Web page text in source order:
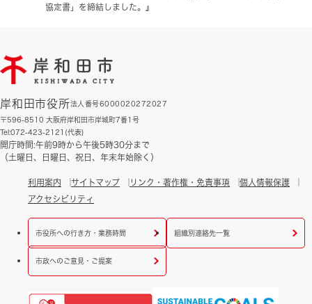
協定書」を締結しました。』
岸和田市役所法人番号6000020272027
〒596-8510 大阪府岸和田市岸城町7番1号
Tel:072-423-2121(代表)
開庁時間:午前9時から午後5時30分まで
（土曜日、日曜日、祝日、年末年始除く）
利用案内 サイトマップ リンク・著作権・免責事項
個人情報保護
アクセシビリティ
市役所への行き方・業務時間 組織別連絡先一覧
市政へのご意見・ご提案